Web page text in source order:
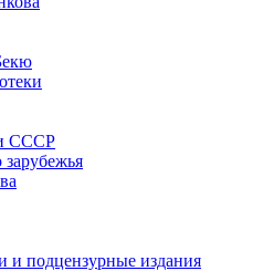
и СССР
зарубежья
подцензурные издания